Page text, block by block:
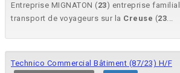
Entreprise MIGNATON (23) entreprise
transport de voyageurs sur la Creuse (23...
Technico Commercial Bâtiment (87/23) H/F